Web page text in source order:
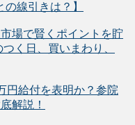
線引きは？】
場で賢くポイントを貯
く日、買いまわり、
円給付を表明か？参院
解説！